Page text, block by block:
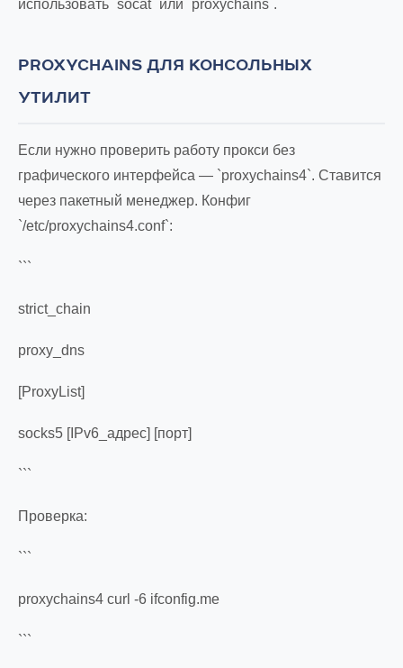
использовать `socat` или `proxychains`.
PROXYCHAINS ДЛЯ КОНСОЛЬНЫХ
УТИЛИТ
Если нужно проверить работу прокси без
графического интерфейса — `proxychains4`. Ставится
через пакетный менеджер. Конфиг
`/etc/proxychains4.conf`:
```
strict_chain
proxy_dns
[ProxyList]
socks5 [IPv6_адрес] [порт]
```
Проверка:
```
proxychains4 curl -6 ifconfig.me
```